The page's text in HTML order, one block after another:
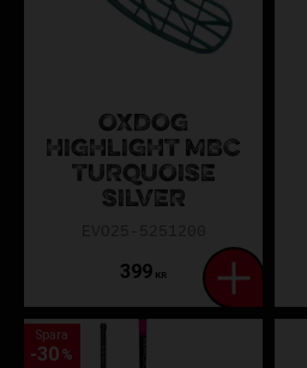
OXDOG
HIGHLIGHT MBC
TURQUOISE
SILVER
399 KR
Spara
30 %